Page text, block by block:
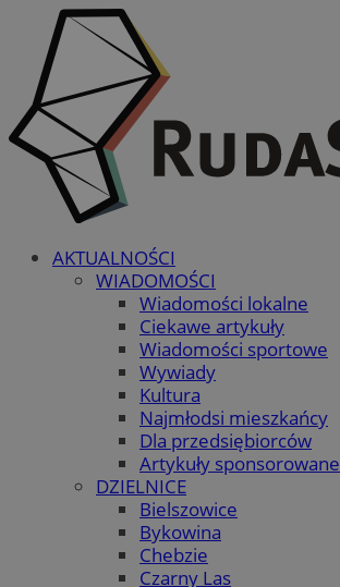
AKTUALNOŚCI
WIADOMOŚCI
Wiadomości lokalne
Ciekawe artykuły
Wiadomości sportowe
Wywiady
Kultura
Najmłodsi mieszkańcy
Dla przedsiębiorców
Artykuły sponsorowane
DZIELNICE
Bielszowice
Bykowina
Chebzie
Czarny Las